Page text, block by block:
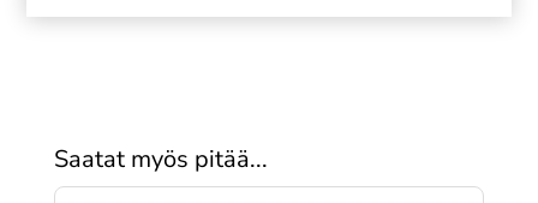
Saatat myös pitää...